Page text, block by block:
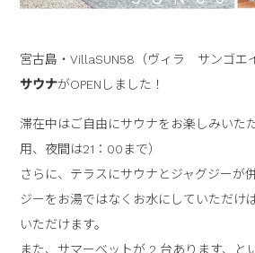
宮古島・VillaSUN58（ヴィラ サンゴエ
サウナがOPENしました！
滞在中はご自由にサウナをお楽しみいた
用、夜間は21：00まで）
さらに、テラスにサウナとジャグジーが
ジーをお湯ではなくお⽔にしていただけ
いただけます。
また、サマーベットが 2 台あります、と